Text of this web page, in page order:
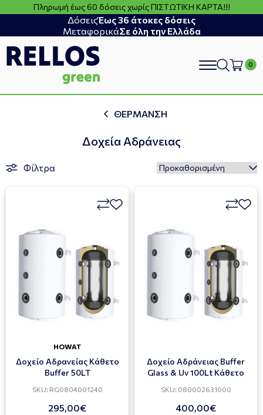
Πληρωμή έως 60 δόσεις χωρίς ΠΙΣΤΩΤΙΚΗ ΚΑΡΤΑ!!!
ΔόσειςΈως 36 άτοκες δόσεις
ΜεταφορικάΣε όλη την Ελλάδα
search
ΘΕΡΜΑΝΣΗ
Δοχεία Αδράνειας
Φίλτρα
HOWAT
Δοχείο Αδρανείας Κάθετο
Buffer 50LT
SKU: RG0804001240
295,00€
Δοχείο Αδράνειας Buffer
Glass & Uv 100Lt Κάθετο
SKU: 080002631000
400,00€